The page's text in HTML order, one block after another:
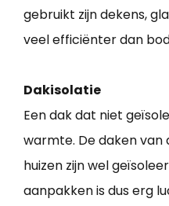
gebruikt zijn dekens,
veel efficiënter dan
Dakisolatie
Een dak dat niet
warmte. De daken
huizen zijn wel
aanpakken is dus erg